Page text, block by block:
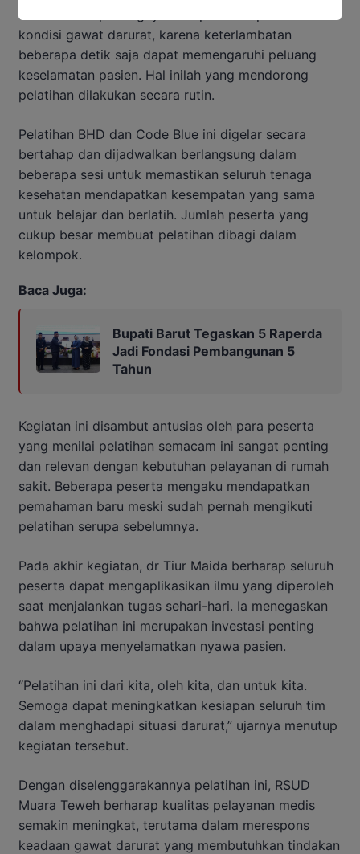
menekankan pentingnya kecepatan respons dalam
kondisi gawat darurat, karena keterlambatan
beberapa detik saja dapat memengaruhi peluang
keselamatan pasien. Hal inilah yang mendorong
pelatihan dilakukan secara rutin.
Pelatihan BHD dan Code Blue ini digelar secara
bertahap dan dijadwalkan berlangsung dalam
beberapa sesi untuk memastikan seluruh tenaga
kesehatan mendapatkan kesempatan yang sama
untuk belajar dan berlatih. Jumlah peserta yang
cukup besar membuat pelatihan dibagi dalam
kelompok.
Baca Juga:
Bupati Barut Tegaskan 5 Raperda
Jadi Fondasi Pembangunan 5
Tahun
Kegiatan ini disambut antusias oleh para peserta
yang menilai pelatihan semacam ini sangat penting
dan relevan dengan kebutuhan pelayanan di rumah
sakit. Beberapa peserta mengaku mendapatkan
pemahaman baru meski sudah pernah mengikuti
pelatihan serupa sebelumnya.
Pada akhir kegiatan, dr Tiur Maida berharap seluruh
peserta dapat mengaplikasikan ilmu yang diperoleh
saat menjalankan tugas sehari-hari. Ia menegaskan
bahwa pelatihan ini merupakan investasi penting
dalam upaya menyelamatkan nyawa pasien.
“Pelatihan ini dari kita, oleh kita, dan untuk kita.
Semoga dapat meningkatkan kesiapan seluruh tim
dalam menghadapi situasi darurat,” ujarnya menutup
kegiatan tersebut.
Dengan diselenggarakannya pelatihan ini, RSUD
Muara Teweh berharap kualitas pelayanan medis
semakin meningkat, terutama dalam merespons
keadaan gawat darurat yang membutuhkan tindakan